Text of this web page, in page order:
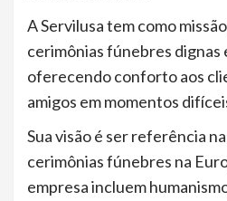
A Servilusa tem como
cerimônias fúnebres dignas
oferecendo conforto aos
amigos em momentos
Sua visão é ser referência
cerimônias fúnebres na
empresa incluem